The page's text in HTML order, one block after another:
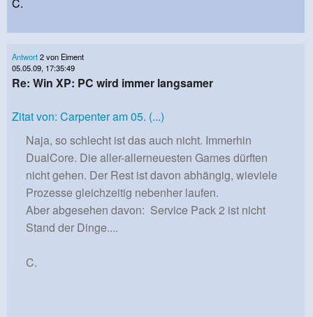
C.
Antwort2 von Eiment
05.05.09, 17:35:49
Re: Win XP: PC wird immer langsamer
Zitat von: Carpenter am 05. (...)
Naja, so schlecht ist das auch nicht. Immerhin
DualCore. Die aller-allerneuesten Games dürften
nicht gehen. Der Rest ist davon abhängig, wieviele
Prozesse gleichzeitig nebenher laufen.
Aber abgesehen davon: Service Pack 2 ist nicht
Stand der Dinge....
C.